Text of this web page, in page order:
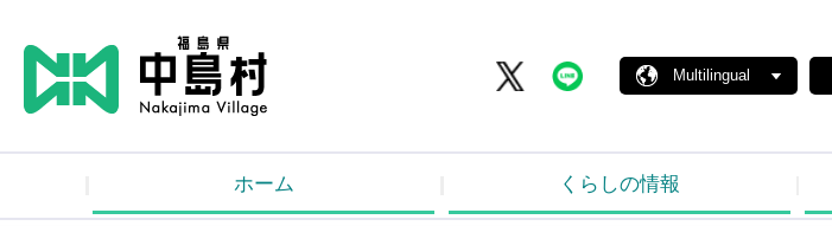
Multilingual
ホーム くらしの情報